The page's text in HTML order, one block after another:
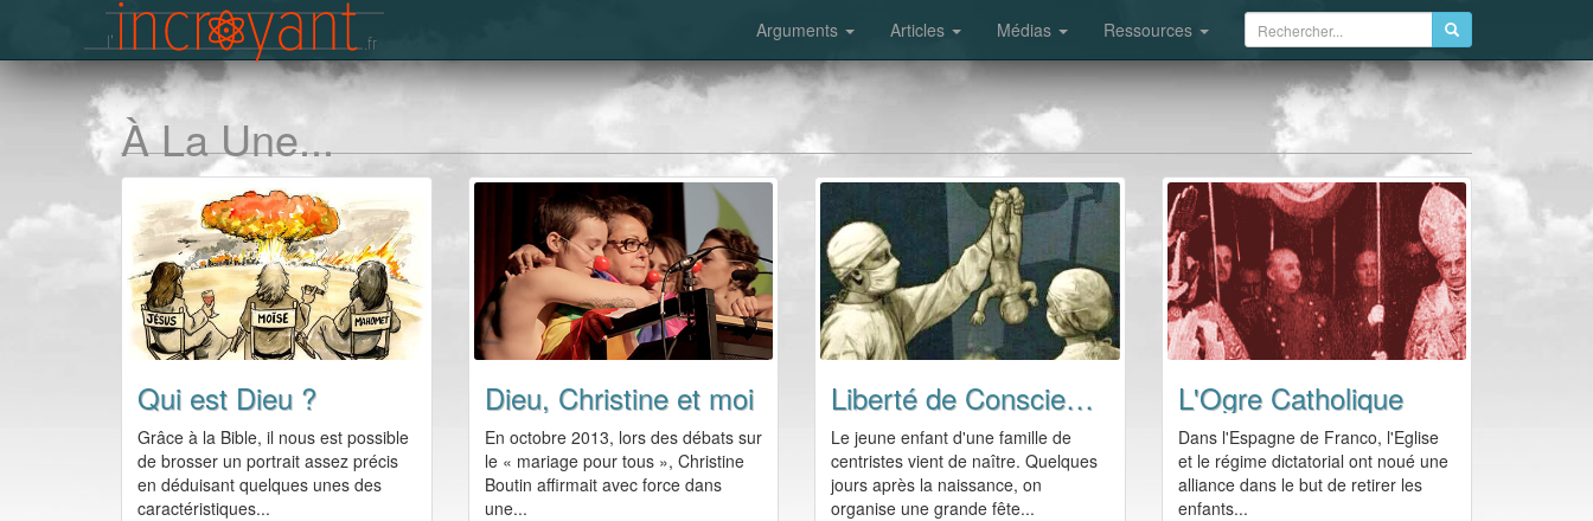
Arguments Articles Médias Ressources
À La Une...
Qui est Dieu ?
Grâce à la Bible, il nous est possible
de brosser un portrait assez précis
en déduisant quelques unes des
caractéristiques...
Dieu, Christine et moi
En octobre 2013, lors des débats sur
le « mariage pour tous », Christine
Boutin affirmait avec force dans
une...
Liberté de Conscience
Le jeune enfant d'une famille de
centristes vient de naître. Quelques
jours après la naissance, on
organise une grande fête...
L'Ogre Catholique
Dans l'Espagne de Franco, l'Eglise
et le régime dictatorial ont noué une
alliance dans le but de retirer les
enfants...